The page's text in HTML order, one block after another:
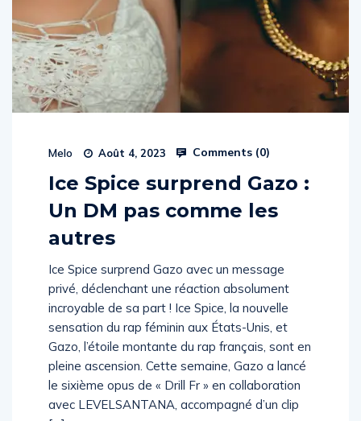
Melo Août 4, 2023 Comments (0)
Ice Spice surprend Gazo :
Un DM pas comme les
autres
Ice Spice surprend Gazo avec un message
privé, déclenchant une réaction absolument
incroyable de sa part ! Ice Spice, la nouvelle
sensation du rap féminin aux États-Unis, et
Gazo, l’étoile montante du rap français, sont en
pleine ascension. Cette semaine, Gazo a lancé
le sixième opus de « Drill Fr » en collaboration
avec LEVELSANTANA, accompagné d’un clip